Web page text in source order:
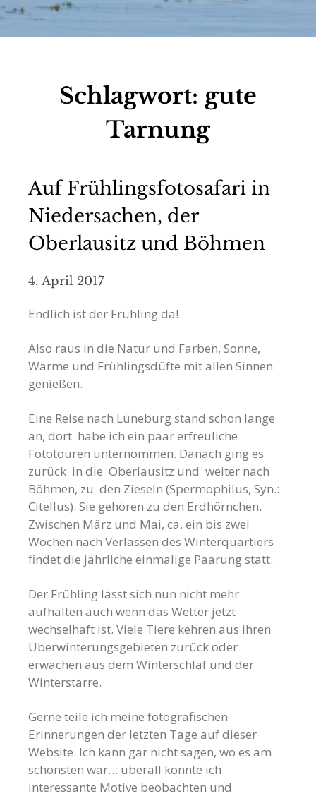
Schlagwort: gute
Tarnung
Auf Frühlingsfotosafari in
Niedersachen, der
Oberlausitz und Böhmen
4. April 2017
Endlich ist der Frühling da!
Also raus in die Natur und Farben, Sonne,
Wärme und Frühlingsdüfte mit allen Sinnen
genießen.
Eine Reise nach Lüneburg stand schon lange
an, dort habe ich ein paar erfreuliche
Fototouren unternommen. Danach ging es
zurück in die Oberlausitz und weiter nach
Böhmen, zu den Zieseln (Spermophilus, Syn.:
Citellus). Sie gehören zu den Erdhörnchen.
Zwischen März und Mai, ca. ein bis zwei
Wochen nach Verlassen des Winterquartiers
findet die jährliche einmalige Paarung statt.
Der Frühling lässt sich nun nicht mehr
aufhalten auch wenn das Wetter jetzt
wechselhaft ist. Viele Tiere kehren aus ihren
Überwinterungsgebieten zurück oder
erwachen aus dem Winterschlaf und der
Winterstarre.
Gerne teile ich meine fotografischen
Erinnerungen der letzten Tage auf dieser
Website. Ich kann gar nicht sagen, wo es am
schönsten war… überall konnte ich
interessante Motive beobachten und